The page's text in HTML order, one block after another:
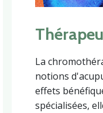
La
notions
effets
spécialisées,